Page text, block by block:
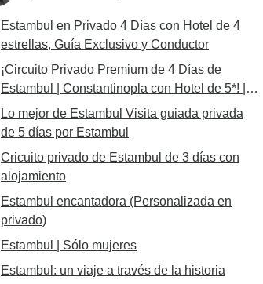
Estambul en Privado 4 Días con Hotel de 4
estrellas, Guía Exclusivo y Conductor
¡Circuito Privado Premium de 4 Días de
Estambul | Constantinopla con Hotel de 5*! |
por Angels Vacations
Lo mejor de Estambul Visita guiada privada
de 5 días por Estambul
Cricuito privado de Estambul de 3 días con
alojamiento
Estambul encantadora (Personalizada en
privado)
Estambul | Sólo mujeres
Estambul: un viaje a través de la historia